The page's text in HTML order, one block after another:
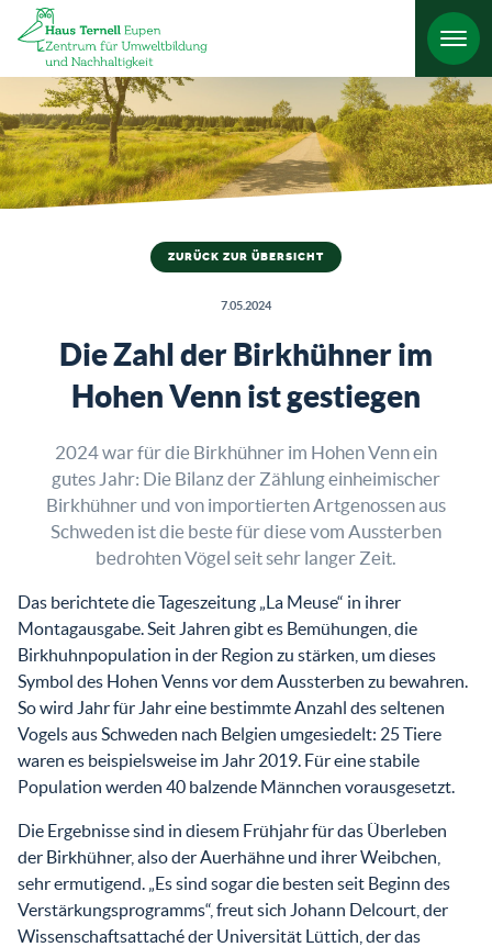
ZURÜCK ZUR ÜBERSICHT
7.05.2024
Die Zahl der Birkhühner im
Hohen Venn ist gestiegen
2024 war für die Birkhühner im Hohen Venn ein
gutes Jahr: Die Bilanz der Zählung einheimischer
Birkhühner und von importierten Artgenossen aus
Schweden ist die beste für diese vom Aussterben
bedrohten Vögel seit sehr langer Zeit.
Das berichtete die Tageszeitung „La Meuse“ in ihrer
Montagausgabe. Seit Jahren gibt es Bemühungen, die
Birkhuhnpopulation in der Region zu stärken, um dieses
Symbol des Hohen Venns vor dem Aussterben zu bewahren.
So wird Jahr für Jahr eine bestimmte Anzahl des seltenen
Vogels aus Schweden nach Belgien umgesiedelt: 25 Tiere
waren es beispielsweise im Jahr 2019. Für eine stabile
Population werden 40 balzende Männchen vorausgesetzt.
Die Ergebnisse sind in diesem Frühjahr für das Überleben
der Birkhühner, also der Auerhähne und ihrer Weibchen,
sehr ermutigend. „Es sind sogar die besten seit Beginn des
Verstärkungsprogramms“, freut sich Johann Delcourt, der
Wissenschaftsattaché der Universität Lüttich, der das